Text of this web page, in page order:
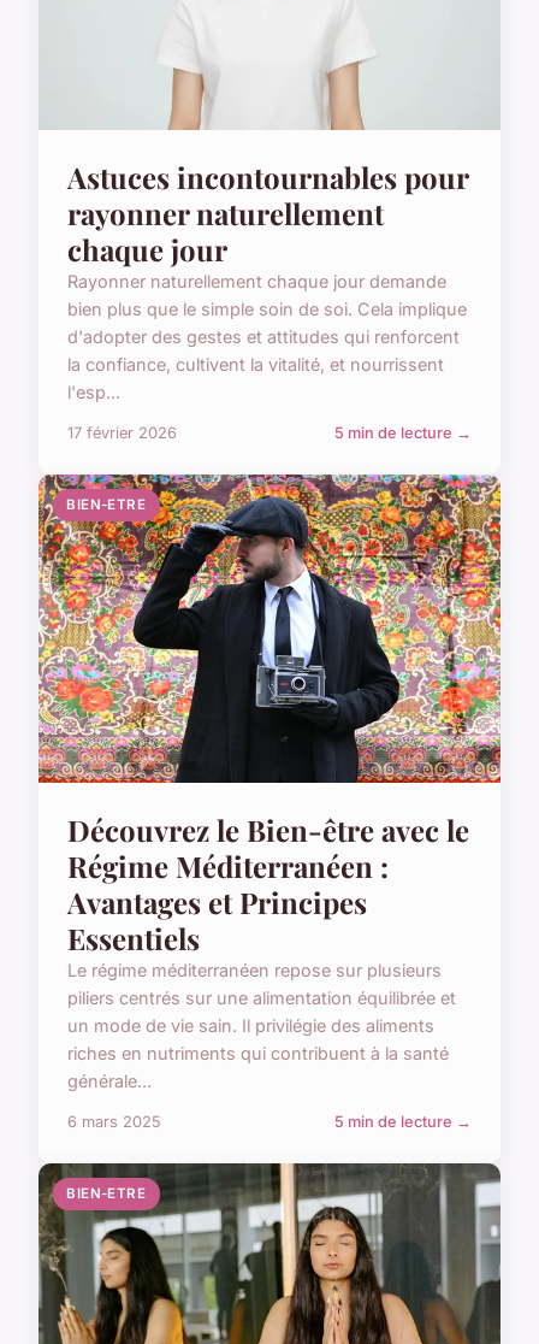
Astuces incontournables pour
rayonner naturellement
chaque jour
Rayonner naturellement chaque jour demande
bien plus que le simple soin de soi. Cela implique
d'adopter des gestes et attitudes qui renforcent
la confiance, cultivent la vitalité, et nourrissent
l'esp...
17 février 2026 5 min de lecture →
BIEN-ETRE
Découvrez le Bien-être avec le
Régime Méditerranéen :
Avantages et Principes
Essentiels
Le régime méditerranéen repose sur plusieurs
piliers centrés sur une alimentation équilibrée et
un mode de vie sain. Il privilégie des aliments
riches en nutriments qui contribuent à la santé
générale...
6 mars 2025 5 min de lecture →
BIEN-ETRE